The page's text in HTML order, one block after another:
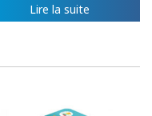
Lire la suite